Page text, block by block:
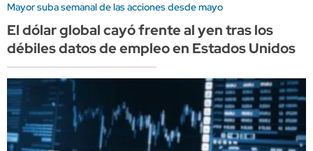
Mayor suba semanal de las acciones desde mayo
El dólar global cayó frente al yen tras los
débiles datos de empleo en Estados Unidos